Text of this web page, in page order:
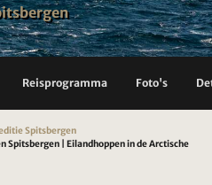
Reisprogramma Foto's
Spitsbergen
Spitsbergen | Eilandhoppen in de Arctische